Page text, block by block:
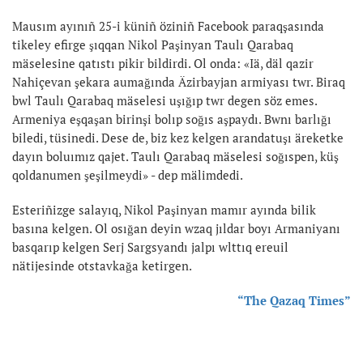
Mausım ayınıñ 25-i küniñ öziniñ Facebook paraqşasında
tikeley efirge şıqqan Nikol Paşinyan Taulı Qarabaq
mäselesine qatıstı pikir bildirdi. Ol onda: «Iä, däl qazir
Nahiçevan şekara aumağında Äzirbayjan armiyası twr. Biraq
bwl Taulı Qarabaq mäselesi uşığıp twr degen söz emes.
Armeniya eşqaşan birinşi bolıp soğıs aşpaydı. Bwnı barlığı
biledi, tüsinedi. Dese de, biz kez kelgen arandatuşı äreketke
dayın boluımız qajet. Taulı Qarabaq mäselesi soğıspen, küş
qoldanumen şeşilmeydi» - dep mälimdedi.
Esteriñizge salayıq, Nikol Paşinyan mamır ayında bilik
basına kelgen. Ol osığan deyin wzaq jıldar boyı Armaniyanı
basqarıp kelgen Serj Sargsyandı jalpı wlttıq ereuil
nätijesinde otstavkağa ketirgen.
“The Qazaq Times”